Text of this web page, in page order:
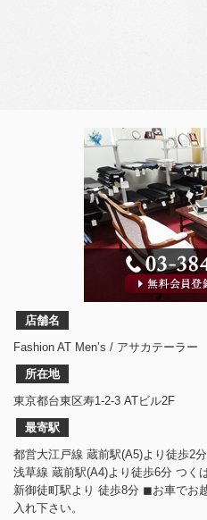
店舗名
Fashion AT Men’s / アサカテーラー
所在地
東京都台東区寿1-2-3 ATビル2F
最寄駅
都営大江戸線 蔵前駅(A5)より徒歩2
浅草線 蔵前駅(A4)より徒歩6分 つ
新御徒町駅より 徒歩8分 ◼︎お車でお
入れ下さい。